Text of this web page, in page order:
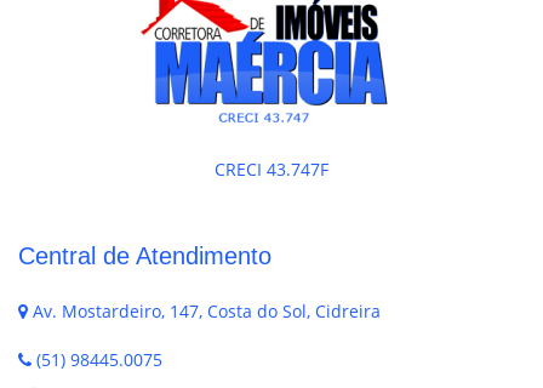
CRECI 43.747F
Central de Atendimento
Av. Mostardeiro, 147, Costa do Sol, Cidreira
(51) 98445.0075